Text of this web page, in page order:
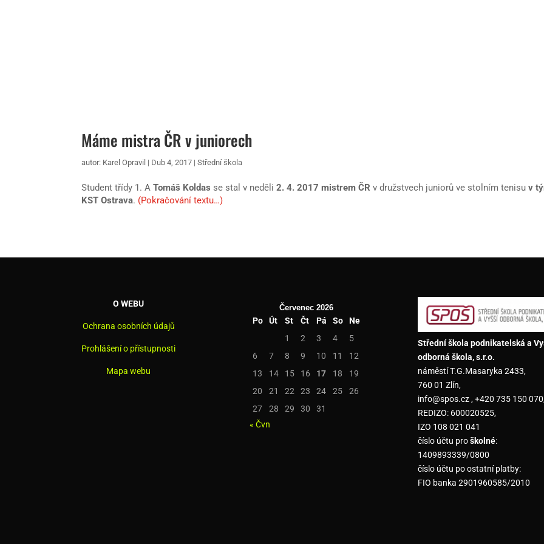
Máme mistra ČR v juniorech
autor: Karel Opravil | Dub 4, 2017 |Střední škola
Student třídy 1. ATomáš Koldas se stal v neděli2. 4. 2017 mistrem ČR v družstvech juniorů ve stolním tenisuv
KST Ostrava. (Pokračování textu…)
O WEBU
Ochrana osobních údajů
Prohlášení o přístupnosti
Mapa webu
Červenec 2026
Po Út St Čt Pá So
Ne
1
2 3 4
5
6
7 8 9 10 11
12
13
14 15 16 17 18
19
20
21 22 23 24 25
26
27
28 29 30
31
« Čvn
Střední škola podnikatelská a
odborná škola, s.r.o.
náměstí T.G.Masaryka 2433,
760 01 Zlín,
info@spos.cz , +420 735 150
REDIZO: 600020525,
IZO 108 021 041
číslo účtu proškolné:
1409893339/0800
číslo účtu po ostatní platby:
FIO banka 2901960585/2010